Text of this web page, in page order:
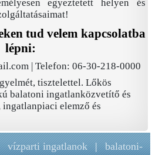
egyeztetett helyen és
tud velem kapcsolatba
lépni:
| Telefon: 06-30-218-0000
tisztelettel. Lőkös
balatoni ingatlanközvetítő és
elemző és
vízparti ingatlanok | balatoni-